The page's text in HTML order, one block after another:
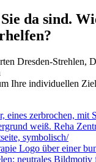
Sie da sind.
Dresden-Strehlen,
Ihre individuellen